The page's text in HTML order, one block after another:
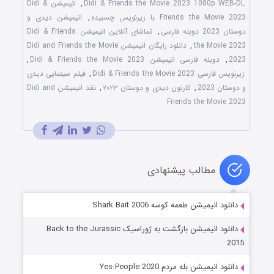
Didi & Friends the Movie 2023 1080p WEB-DL
,
انیمیشن Didi &
Friends the Movie 2023 با زیرنویس چسبیده
, انیمیشن دیدی و
دوستان 2023 دوبله فارسی
,
تماشای آنلاین انیمیشن Didi & Friends
the Movie 2023
,
دانلود رایگان انیمیشن Didi and Friends the Movie
2023
, دوبله فارسی انیمیشن Didi & Friends the Movie 2023
,
زیرنویس فارسی Didi & Friends the Movie 2023
, فیلم سینمایی دیدی
و دوستان 2023
, کارتون دیدی و دوستان ۲۰۲۳ ,
نقد انیمیشن Didi and
Friends the Movie 2023
مطالب پیشنهادی
دانلود انیمیشن طعمه کوسه Shark Bait 2006
دانلود انیمیشن بازگشت به ژوراسیک Back to the Jurassic
2015
دانلود انیمیشن بله مردم Yes-People 2020